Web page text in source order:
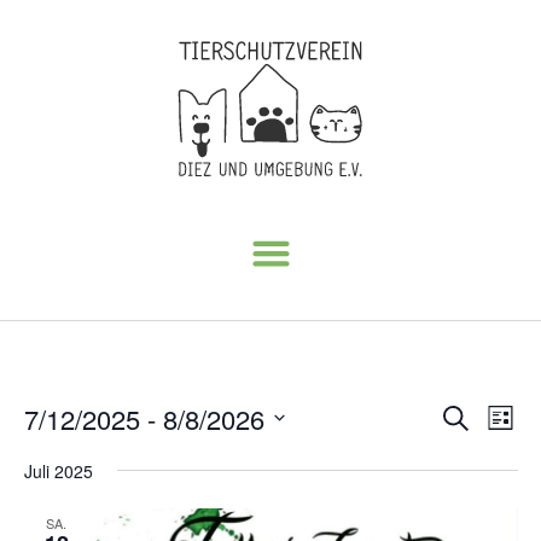
SucheListe
7/12/2025 - 8/8/2026
wählen.
Juli 2025
SA.